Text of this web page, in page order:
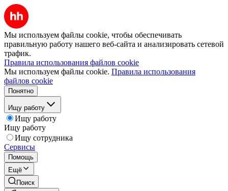
Мы используем файлы cookie, чтобы обеспечивать
правильную работу нашего веб-сайта и анализировать сетевой
трафик.
Правила использования файлов cookie
Мы используем файлы cookie. Правила использования
файлов cookie
Понятно
Ищу работу
Ищу работу
Ищу работу
Ищу сотрудника
Сервисы
Помощь
Ещё
Поиск